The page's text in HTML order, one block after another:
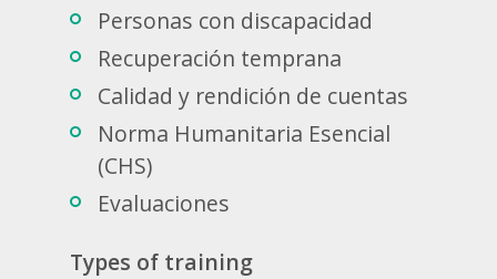
Personas con discapacidad
Recuperación temprana
Calidad y rendición de cuentas
Norma Humanitaria Esencial
(CHS)
Evaluaciones
Types of training